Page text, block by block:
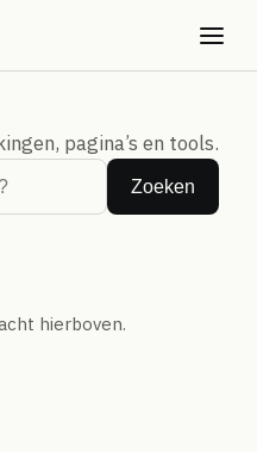
pagina’s en tools.
Zoeken
hierboven.